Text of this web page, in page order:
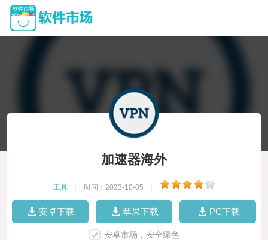
加速器海外
工具 时间：2023-10-05
安卓下载 苹果下载 PC下载
安卓市场，安全绿色